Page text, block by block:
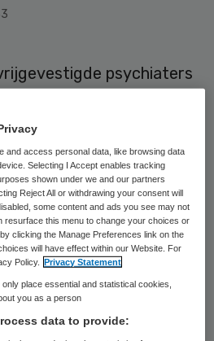
psychiaters
heeft het bezwaar van
voor Psychiatrie
Die wilde dat in het
geen differentiatie voor
zou komen.
september dat de
en tarieven de
zorg dekken.Dus de
and access personal data, like browsing data
Selecting I Accept enables tracking
shown under we and our partners
Reject All or withdrawing your consent will
some content and ads you see may not
resurface this menu to change your choices or
clicking the Manage Preferences link on the
will have effect within our Website. For
Policy.
Privacy Statement
place essential and statistical cookies,
you as a person
data to provide: